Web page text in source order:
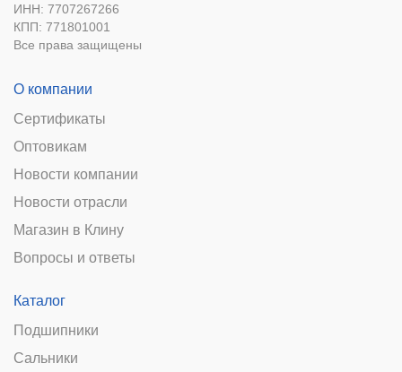
ИНН: 7707267266
КПП: 771801001
Все права защищены
О компании
Сертификаты
Оптовикам
Новости компании
Новости отрасли
Магазин в Клину
Вопросы и ответы
Каталог
Подшипники
Сальники